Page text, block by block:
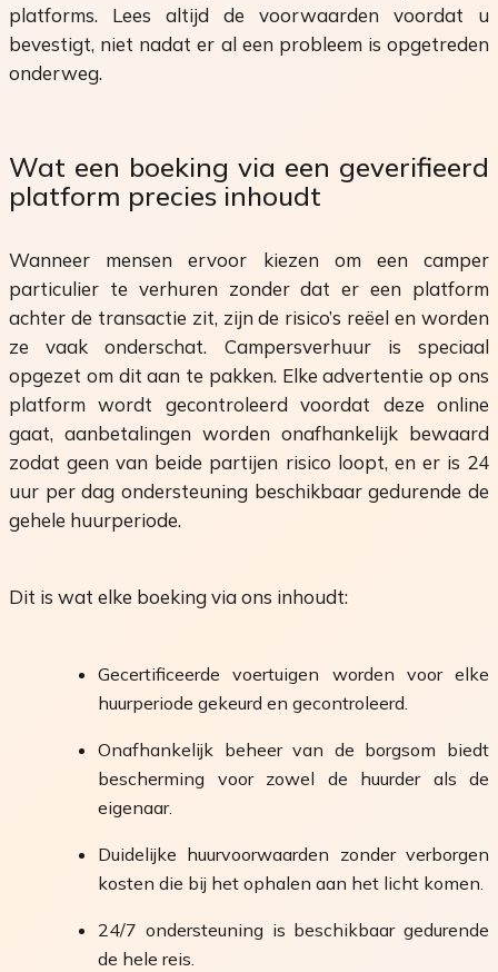
platforms. Lees altijd de voorwaarden voordat u
bevestigt, niet nadat er al een probleem is opgetreden
onderweg.
Wat een boeking via een geverifieerd
platform precies inhoudt
Wanneer mensen ervoor kiezen om een camper
particulier te verhuren zonder dat er een platform
achter de transactie zit, zijn de risico’s reëel en worden
ze vaak onderschat. Campersverhuur is speciaal
opgezet om dit aan te pakken. Elke advertentie op ons
platform wordt gecontroleerd voordat deze online
gaat, aanbetalingen worden onafhankelijk bewaard
zodat geen van beide partijen risico loopt, en er is 24
uur per dag ondersteuning beschikbaar gedurende de
gehele huurperiode.
Dit is wat elke boeking via ons inhoudt:
Gecertificeerde voertuigen worden voor elke
huurperiode gekeurd en gecontroleerd.
Onafhankelijk beheer van de borgsom biedt
bescherming voor zowel de huurder als de
eigenaar.
Duidelijke huurvoorwaarden zonder verborgen
kosten die bij het ophalen aan het licht komen.
24/7 ondersteuning is beschikbaar gedurende
de hele reis.